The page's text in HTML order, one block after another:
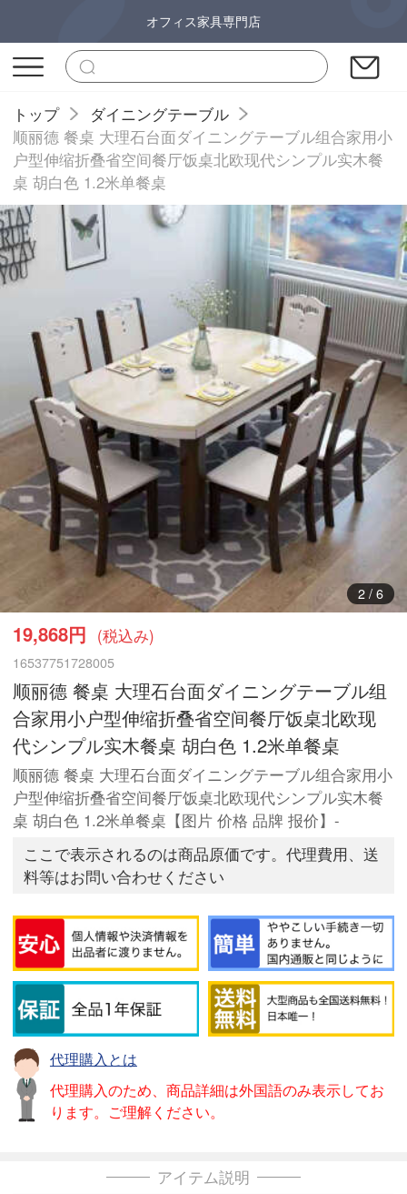
オフィス家具専門店
トップ
ダイニングテーブル
顺丽德 餐桌 大理石台面ダイニングテーブル组合家用小
户型伸缩折叠省空间餐厅饭桌北欧现代シンプル实木餐
桌 胡白色 1.2米单餐桌
3/ 6
19,868円 (税込み)
16537751728005
顺丽德 餐桌 大理石台面ダイニングテーブル组
合家用小户型伸缩折叠省空间餐厅饭桌北欧现
代シンプル实木餐桌 胡白色 1.2米单餐桌
顺丽德 餐桌 大理石台面ダイニングテーブル组合家用小
户型伸缩折叠省空间餐厅饭桌北欧现代シンプル实木餐
桌 胡白色 1.2米单餐桌【图片 价格 品牌 报价】-
ここで表示されるのは商品原価です。代理費用、送
料等はお問い合わせください
代理購入とは
代理購入のため、商品詳細は外国語のみ表示してお
ります。ご理解ください。
アイテム説明